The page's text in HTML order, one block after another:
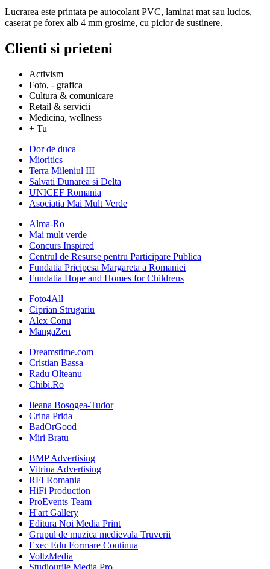
Lucrarea este printata pe autocolant PVC, laminat mat sau lucios,
caserat pe forex alb 4 mm grosime, cu picior de sustinere.
Clienti si prieteni
Activism
Foto, - grafica
Cultura & comunicare
Retail & servicii
Medicina, wellness
+ Tu
Dor de duca
Mioritics
Terra Mileniul III
Salvati Dunarea si Delta
UNICEF Romania
Asociatia Mai Mult Verde
Alma-Ro
Mai mult verde
Concurs Inspired
Centrul de Resurse pentru Participare Publica
Fundatia Pricipesa Margareta a Romaniei
Fundatia Hope and Homes for Childrens
Foto4All
Ciprian Strugariu
Alex Conu
MangaZen
Dreamstime.com
Cristian Bassa
Radu Olteanu
Chibi.Ro
Ileana Bosogea-Tudor
Crina Prida
BadOrGood
Miri Bratu
BMP Advertising
Vitrina Advertising
RFI Romania
HiFi Production
ProEvents Team
H'art Gallery
Editura Noi Media Print
Grupul de muzica medievala Truverii
Exec Edu Formare Continua
VoltzMedia
Studiourile Media Pro